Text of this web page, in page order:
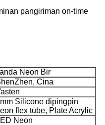
pangiriman on-time
Neon Bir
Cina
Silicone dipingpin
flex tube, Plate Acrylic
Neon